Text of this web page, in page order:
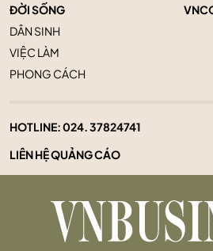
ĐỜI SỐNG
DÂN SINH
VIỆC LÀM
PHONG CÁCH
HOTLINE:024. 37824741
LIÊN HỆ QUẢNG CÁO